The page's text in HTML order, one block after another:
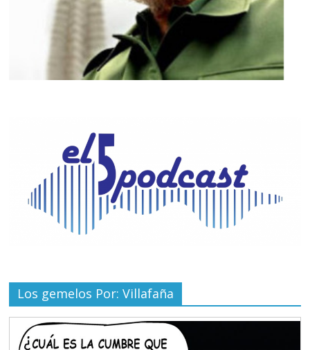
Los gemelos Por: Villafaña